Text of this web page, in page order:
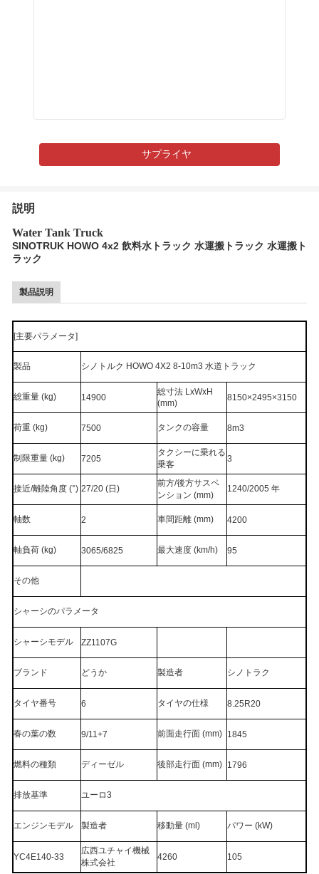
サプライヤ
説明
Water Tank Truck
SINOTRUK HOWO 4x2 飲料水トラック 水運搬トラック 水運搬ト
ラック
製品説明
[主要パラメータ]
製品 シノトルク HOWO 4X2 8-10m3 水道トラック
総重量 (kg) 14900
総寸法 LxWxH
(mm)
8150×2495×3150
荷重 (kg) 7500 タンクの容量 8m3
制限重量 (kg) 7205
タクシーに乗れる
乗客
3
接近/離陸角度 (°) 27/20 (日)
前方/後方サスペ
ンション (mm)
1240/2005 年
軸数 2 車間距離 (mm) 4200
軸負荷 (kg) 3065/6825 最大速度 (km/h) 95
その他
シャーシのパラメータ
シャーシモデル ZZ1107G
ブランド どうか 製造者 シノトラク
タイヤ番号 6 タイヤの仕様 8.25R20
春の葉の数 9/11+7 前面走行面 (mm) 1845
燃料の種類 ディーゼル 後部走行面 (mm) 1796
排放基準 ユーロ3
エンジンモデル 製造者 移動量 (ml) パワー (kW)
YC4E140-33
広西ユチャイ機械
株式会社
4260 105